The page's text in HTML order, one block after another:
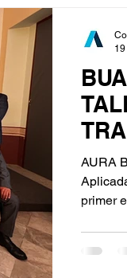
Ciclo de conferencias
AURA
primer